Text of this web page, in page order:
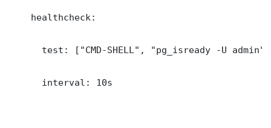
    healthcheck:
      test: ["CMD-SHELL", "pg_isready -U admin"]
      interval: 10s